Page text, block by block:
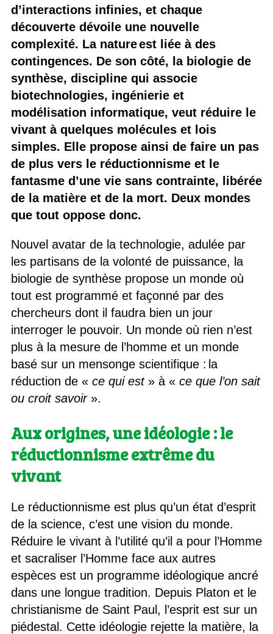
d’interactions infinies, et chaque
découverte dévoile une nouvelle
complexité. La nature est liée à des
contingences. De son côté, la biologie de
synthèse, discipline qui associe
biotechnologies, ingénierie et
modélisation informatique, veut réduire le
vivant à quelques molécules et lois
simples. Elle propose ainsi de faire un pas
de plus vers le réductionnisme et le
fantasme d’une vie sans contrainte, libérée
de la matière et de la mort. Deux mondes
que tout oppose donc.
Nouvel avatar de la technologie, adulée par
les partisans de la volonté de puissance, la
biologie de synthèse propose un monde où
tout est programmé et façonné par des
chercheurs dont il faudra bien un jour
interroger le pouvoir. Un monde où rien n’est
plus à la mesure de l’homme et un monde
basé sur un mensonge scientifique : la
réduction de « ce qui est» à « ce que l’on sait
ou croit savoir».
Aux origines, une idéologie : le
réductionnisme extrême du
vivant
Le réductionnisme est plus qu’un état d’esprit
de la science, c’est une vision du monde.
Réduire le vivant à l’utilité qu’il a pour l’Homme
et sacraliser l’Homme face aux autres
espèces est un programme idéologique ancré
dans une longue tradition. Depuis Platon et le
christianisme de Saint Paul, l’esprit est sur un
piédestal. Cette idéologie rejette la matière, la